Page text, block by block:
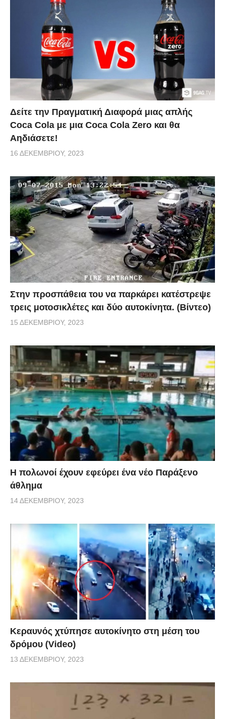
Δείτε την Πραγματική Διαφορά μιας απλής
Coca Cola με μια Coca Cola Zero και θα
Αηδιάσετε!
16 ΔΕΚΕΜΒΡΊΟΥ, 2023
Στην προσπάθεια του να παρκάρει κατέστρεψε
τρεις μοτοσικλέτες και δύο αυτοκίνητα. (Βίντεο)
15 ΔΕΚΕΜΒΡΊΟΥ, 2023
Η πολωνοί έχουν εφεύρει ένα νέο Παράξενο
άθλημα
14 ΔΕΚΕΜΒΡΊΟΥ, 2023
Κεραυνός χτύπησε αυτοκίνητο στη μέση του
δρόμου (Video)
13 ΔΕΚΕΜΒΡΊΟΥ, 2023